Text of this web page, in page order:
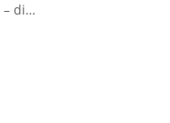
Die Fälle des Deutschen – die vier Kasus der deutschen Sprache